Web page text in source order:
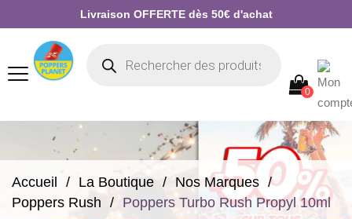
Livraison OFFERTE dès 50€ d'achat
0
Accueil La Boutique
Nos Marques
Poppers Rush
Poppers Turbo Rush Propyl 10ml